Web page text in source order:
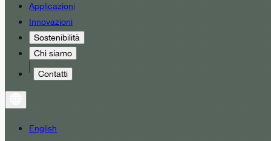
Applicazioni
Innovazioni
Sostenibilità
Chi siamo
Contatti
English